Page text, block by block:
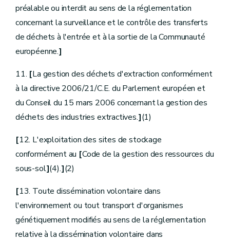
préalable ou interdit au sens de la réglementation
concernant la surveillance et le contrôle des transferts
de déchets à l'entrée et à la sortie de la Communauté
européenne.]
11. [La gestion des déchets d'extraction conformément
à la directive 2006/21/C.E. du Parlement européen et
du Conseil du 15 mars 2006 concernant la gestion des
déchets des industries extractives.](1)
[12. L'exploitation des sites de stockage
conformément au [Code de la gestion des ressources du
sous-sol](4).](2)
[13. Toute dissémination volontaire dans
l'environnement ou tout transport d'organismes
génétiquement modifiés au sens de la réglementation
relative à la dissémination volontaire dans